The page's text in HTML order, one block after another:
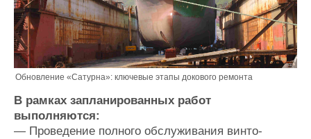
Личности
Словарь
Форум
Отзывы
Все службы
Обновление «Сатурна»: ключевые этапы докового ремонта
В рамках запланированных работ
выполняются:
— Проведение полного обслуживания винто-